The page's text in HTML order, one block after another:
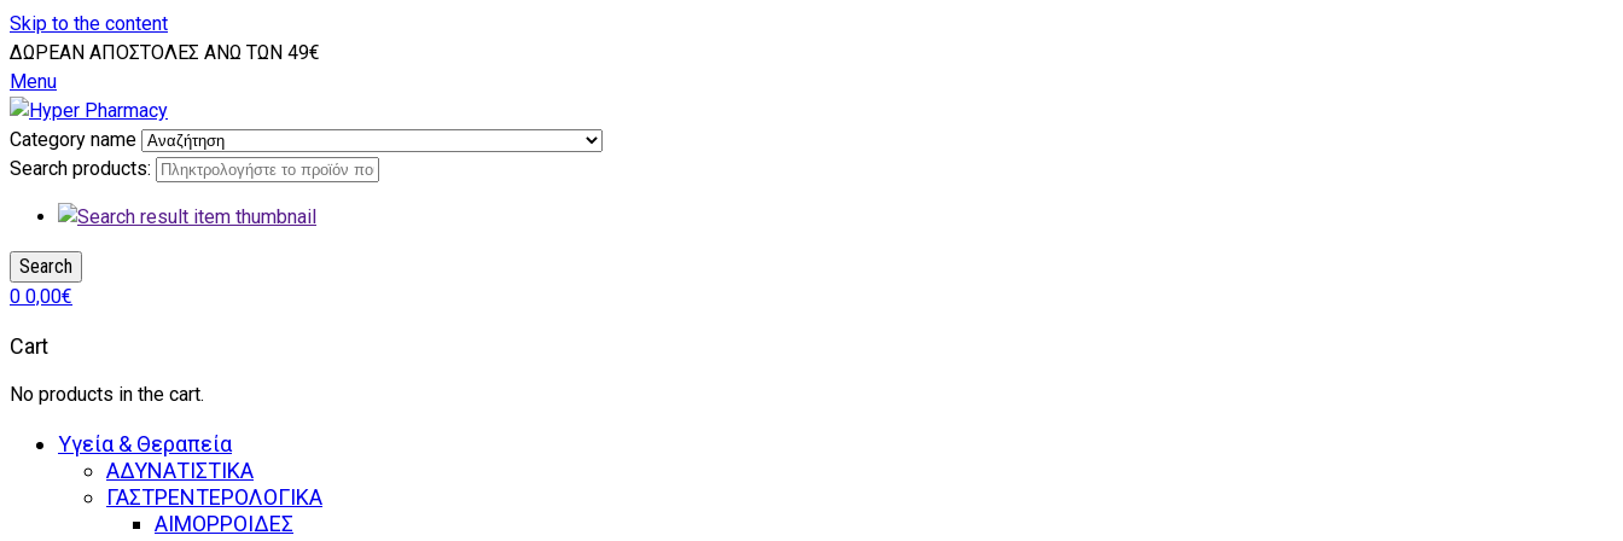
Skip to the content
ΔΩΡΕΑΝ ΑΠΟΣΤΟΛΕΣ ΑΝΩ ΤΩΝ 49€
Menu
Category name
Search products:
Search
0 0,00€
Cart
No products in the cart.
Υγεία & Θεραπεία
ΑΔΥΝΑΤΙΣΤΙΚΑ
ΓΑΣΤΡΕΝΤΕΡΟΛΟΓΙΚΑ
ΑΙΜΟΡΡΟΙΔΕΣ